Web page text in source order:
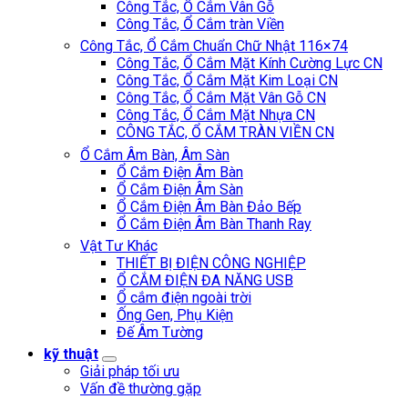
Công Tắc, Ổ Cắm Vân Gỗ
Công Tắc, Ổ Cắm tràn Viền
Công Tắc, Ổ Cắm Chuẩn Chữ Nhật 116×74
Công Tắc, Ổ Cắm Mặt Kính Cường Lực CN
Công Tắc, Ổ Cắm Mặt Kim Loại CN
Công Tắc, Ổ Cắm Mặt Vân Gỗ CN
Công Tắc, Ổ Cắm Mặt Nhựa CN
CÔNG TẮC, Ổ CẮM TRÀN VIỀN CN
Ổ Cắm Âm Bàn, Âm Sàn
Ổ Cắm Điện Âm Bàn
Ổ Cắm Điện Âm Sàn
Ổ Cắm Điện Âm Bàn Đảo Bếp
Ổ Cắm Điện Âm Bàn Thanh Ray
Vật Tư Khác
THIẾT BỊ ĐIỆN CÔNG NGHIỆP
Ổ CẮM ĐIỆN ĐA NĂNG USB
Ổ cắm điện ngoài trời
Ống Gen, Phụ Kiện
Đế Âm Tường
kỹ thuật
Giải pháp tối ưu
Vấn đề thường gặp